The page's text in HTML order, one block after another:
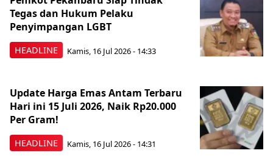
HEADLINE
Tegas dan Hukum Pelaku
Penyimpangan LGBT
Kamis, 16 Jul 2026 - 14:33
HEADLINE
Update Harga Emas Antam Terbaru
Hari ini 15 Juli 2026, Naik Rp20.000
Per Gram!
Kamis, 16 Jul 2026 - 14:31